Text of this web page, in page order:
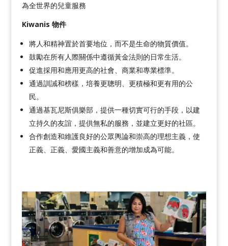
為全世界的兒童服務
Kiwanis 物件
將人和精神置於首要地位，而不是生命的物質價值。
鼓勵在所有人際關係中遵循黃金法則的日常生活。
促進採用和應用更高的社會、商業和專業標準。
通過訓誡和榜樣，培養更聰明、更積極和更有用的公
民。
通過基瓦尼斯俱樂部，提供一種切實可行的手段，以建
立持久的友誼，提供無私的服務，並建立更好的社區。
合作創造和維護良好的公眾輿論和崇高的理想主義，使
正義、正義、愛國主義和善意的增加成為可能。